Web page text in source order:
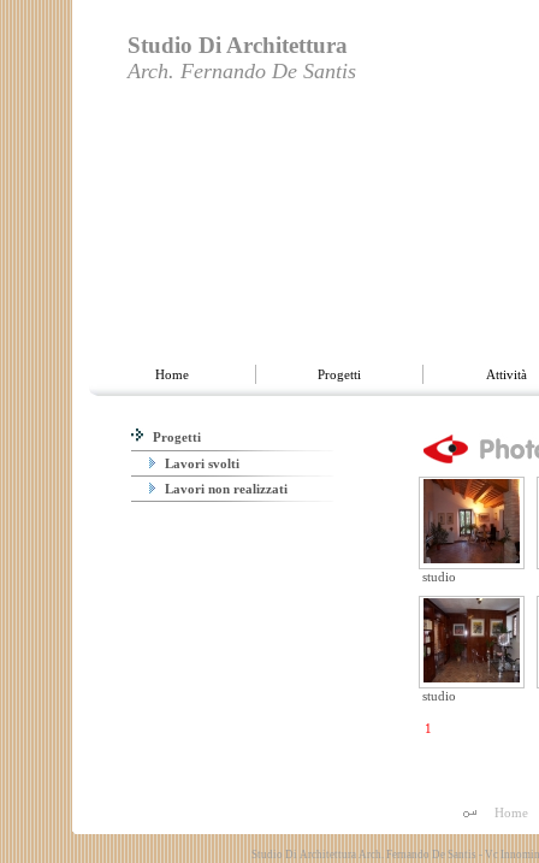
Studio Di Architettura
Arch. Fernando De Santis
Progetti Chi siamo Contatti
Progetti
Lavori svolti
Lavori non realizzati
studio
studio
1
Home
Studio Di Architettura Arch. Fernando De Santis - Vc
Home Progetti Attività